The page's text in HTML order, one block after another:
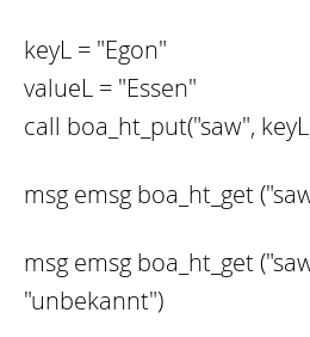
keyL = "Egon"
valueL = "Essen"
call boa_ht_put("saw",
msg emsg boa_ht_get
msg emsg boa_ht_get
"unbekannt")